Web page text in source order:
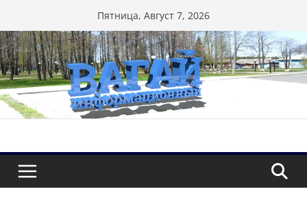
к
содержимому
Пятница, Август 7, 2026